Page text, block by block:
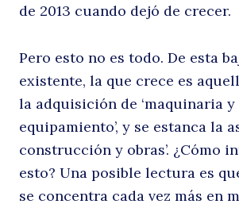
de 2013 cuando dejó de crecer.
Pero esto no es todo. De esta
existente, la que crece es
la adquisición de ‘maquinaria y
equipamiento’, y se estanca la
construcción y obras’. ¿Cómo
esto? Una posible lectura es
se concentra cada vez más en